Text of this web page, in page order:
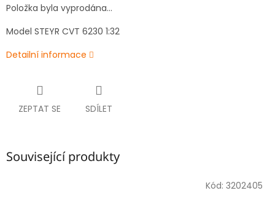
Položka byla vyprodána…
Model STEYR CVT 6230 1:32
Detailní informace
ZEPTAT SE SDÍLET
Související produkty
Kód: 3202405